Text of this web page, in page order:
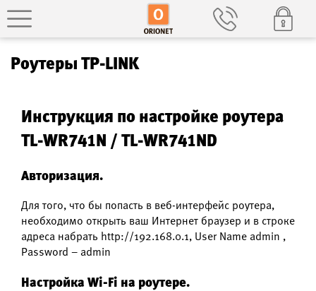
Роутеры TP-LINK
Инструкция по настройке роутера
TL-WR741N / TL-WR741ND
Авторизация.
Для того, что бы попасть в веб-интерфейс роутера,
необходимо открыть ваш Интернет браузер и в строке
адреса набрать http://192.168.0.1, User Name admin ,
Password – admin
Настройка Wi-Fi на роутере.